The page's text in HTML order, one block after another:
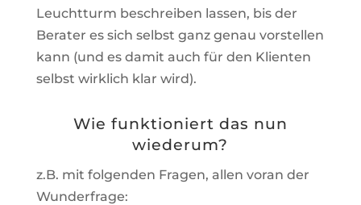
Leuchtturm beschreiben lassen, bis der
Berater es sich selbst ganz genau vorstellen
kann (und es damit auch für den Klienten
selbst wirklich klar wird).
Wie funktioniert das nun
wiederum?
z.B. mit folgenden Fragen, allen voran der
Wunderfrage: